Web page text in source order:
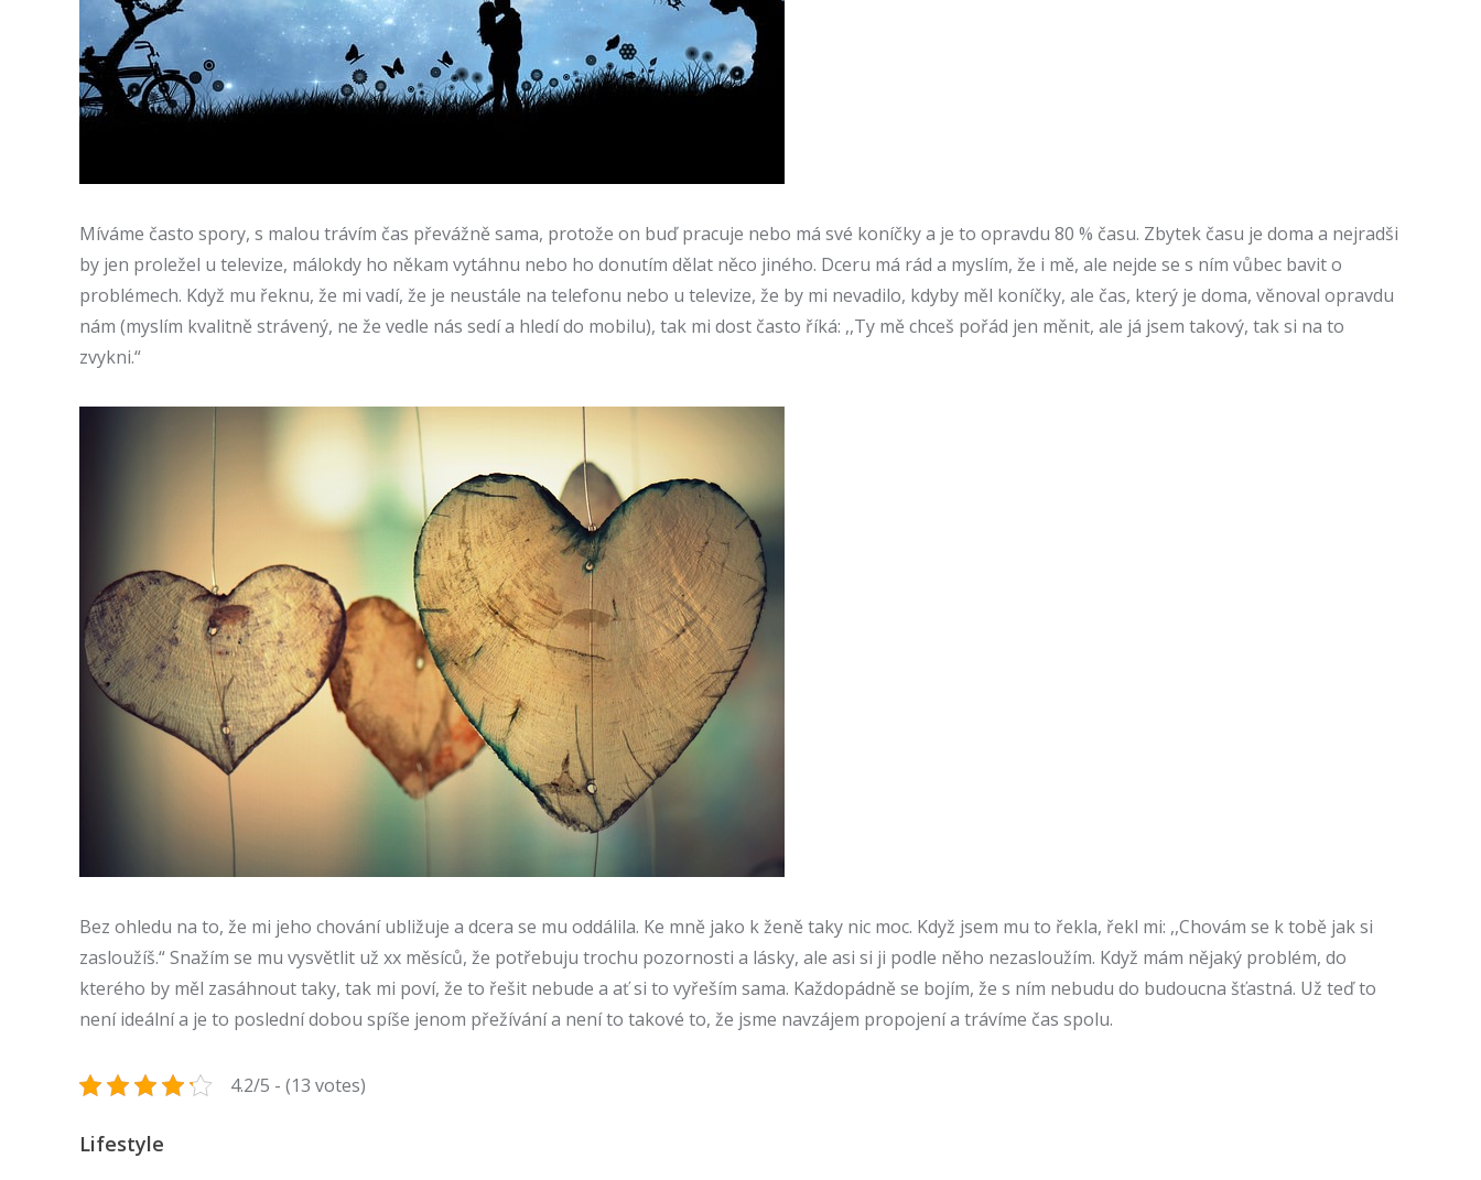
Míváme často spory, s malou trávím čas převážně sama, protože on buď pracuje nebo má své koníčky a je to opravdu 80 % času. Zbytek času je doma a nejradši
by jen proležel u televize, málokdy ho někam vytáhnu nebo ho donutím dělat něco jiného. Dceru má rád a myslím, že i mě, ale nejde se s ním vůbec bavit o
problémech. Když mu řeknu, že mi vadí, že je neustále na telefonu nebo u televize, že by mi nevadilo, kdyby měl koníčky, ale čas, který je doma, věnoval opravdu
nám (myslím kvalitně strávený, ne že vedle nás sedí a hledí do mobilu), tak mi dost často říká: ,,Ty mě chceš pořád jen měnit, ale já jsem takový, tak si na to
zvykni.“
Bez ohledu na to, že mi jeho chování ubližuje a dcera se mu oddálila. Ke mně jako k ženě taky nic moc. Když jsem mu to řekla, řekl mi: ,,Chovám se k tobě jak si
zasloužíš.“ Snažím se mu vysvětlit už xx měsíců, že potřebuju trochu pozornosti a lásky, ale asi si ji podle něho nezasloužím. Když mám nějaký problém, do
kterého by měl zasáhnout taky, tak mi poví, že to řešit nebude a ať si to vyřeším sama. Každopádně se bojím, že s ním nebudu do budoucna šťastná. Už teď to
není ideální a je to poslední dobou spíše jenom přežívání a není to takové to, že jsme navzájem propojení a trávíme čas spolu.
4.2/5 - (13 votes)
Lifestyle